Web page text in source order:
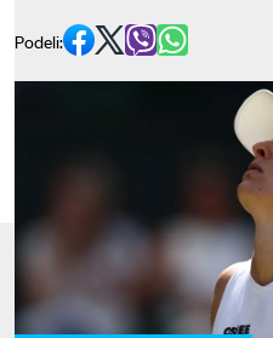
Podeli: